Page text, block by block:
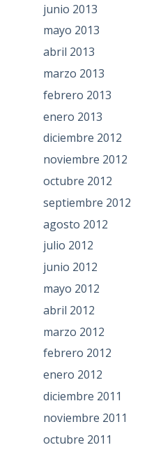
junio 2013
mayo 2013
abril 2013
marzo 2013
febrero 2013
enero 2013
diciembre 2012
noviembre 2012
octubre 2012
septiembre 2012
agosto 2012
julio 2012
junio 2012
mayo 2012
abril 2012
marzo 2012
febrero 2012
enero 2012
diciembre 2011
noviembre 2011
octubre 2011